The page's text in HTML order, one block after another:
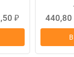
₽ 440,80